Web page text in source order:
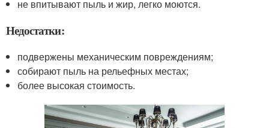
не впитывают пыль и жир, легко моются.
Недостатки:
подвержены механическим повреждениям;
собирают пыль на рельефных местах;
более высокая стоимость.